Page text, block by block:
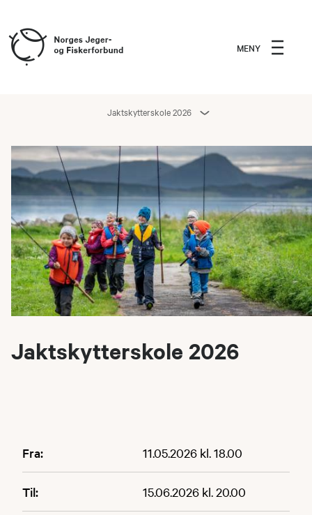
MENY
Jaktskytterskole 2026
Jaktskytterskole 2026
Fra: 11.05.2026 kl. 18.00
Til: 15.06.2026 kl. 20.00